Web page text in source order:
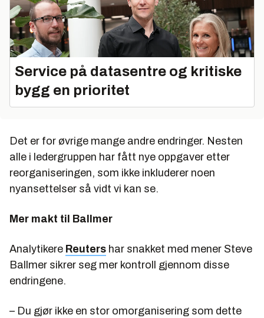
Service på datasentre og kritiske
bygg en prioritet
Det er for øvrige mange andre endringer. Nesten
alle i ledergruppen har fått nye oppgaver etter
reorganiseringen, som ikke inkluderer noen
nyansettelser så vidt vi kan se.
Mer makt til Ballmer
Analytikere Reuters har snakket med mener Steve
Ballmer sikrer seg mer kontroll gjennom disse
endringene.
– Du gjør ikke en stor omorganisering som dette